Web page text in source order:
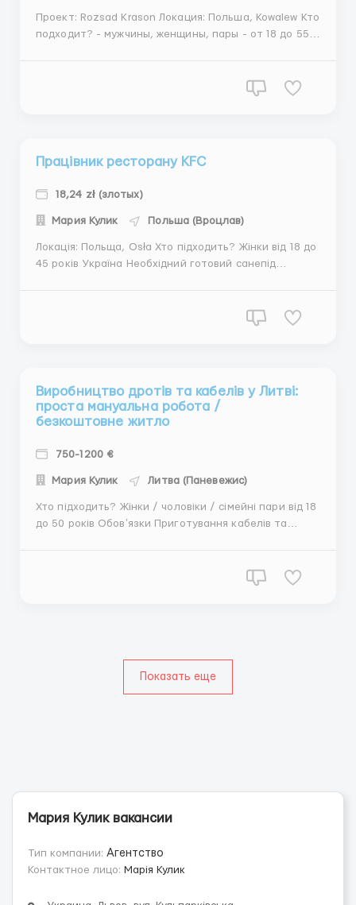
Проект: Rozsad Krason Локация: Польша, Kowalew Кто
подходит? - мужчины, женщины, пары - от 18 до 55
Працівник ресторану KFC
18,24 zł (злотых)
Мария Кулик Польша (Вроцлав)
Локація: Польща, Osła Хто підходить? Жінки від 18 до
45 років Україна Необхідний готовий санепід
Виробництво дротів та кабелів у Литві:
проста мануальна робота /
безкоштовне житло
750-1200 €
Мария Кулик Литва (Паневежис)
Хто підходить? Жінки / чоловіки / сімейні пари від 18
до 50 років Обовʼязки Приготування кабелів та
Показать еще
Мария Кулик вакансии
Тип компании: Агентство
Контактное лицо: Марія Кулик